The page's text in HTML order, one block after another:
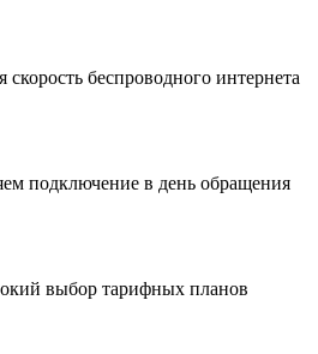
скорость беспроводного интернета
подключение в день обращения
выбор тарифных планов